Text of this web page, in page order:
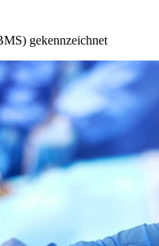
gekennzeichnet